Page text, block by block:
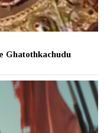
Ghatothkachudu